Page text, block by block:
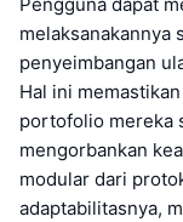
melaksanakannya
penyeimbangan
Hal ini
portofolio mereka
mengorbankan
modular dari
adaptabilitasnya,